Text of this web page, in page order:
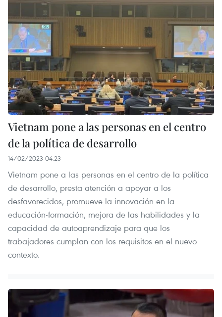
Vietnam pone a las personas en el centro
de la política de desarrollo
14/02/2023 04:23
Vietnam pone a las personas en el centro de la política
de desarrollo, presta atención a apoyar a los
desfavorecidos, promueve la innovación en la
educación-formación, mejora de las habilidades y la
capacidad de autoaprendizaje para que los
trabajadores cumplan con los requisitos en el nuevo
contexto.